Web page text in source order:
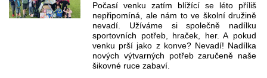
Fotogalerie Rajče
Školní pokladna
Počasí venku zatím blížící se léto příliš
nepřipomíná, ale nám to ve školní družině
nevadí. Užíváme si společně nadílku
sportovních potřeb, hraček, her. A pokud
venku prší jako z konve? Nevadí! Nadílka
nových výtvarných potřeb zaručeně naše
šikovné ruce zabaví.